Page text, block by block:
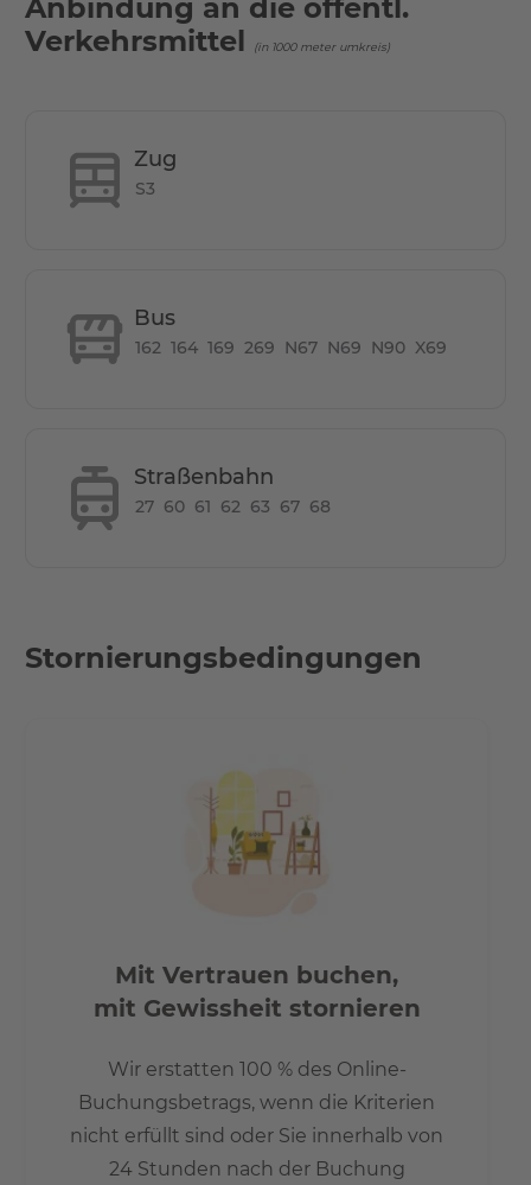
<br>- 7 Gehminuten zur S3
Friedrichshain
<br>-30 Min. mit öffentlichen Verkehrsmitteln zum
Hauptbahnhof
Anbindung an die öffentl.
Verkehrsmittel
(in 1000 meter umkreis)
Zug
S3
Bus
162 164 169 269 N67 N69 N90 X69
Straßenbahn
27 60 61 62 63 67 68
Stornierungsbedingungen
Mit Vertrauen buchen,
mit Gewissheit stornieren
Wir erstatten 100 % des Online-
Buchungsbetrags, wenn die Kriterien
nicht erfüllt sind oder Sie innerhalb von
24 Stunden nach der Buchung